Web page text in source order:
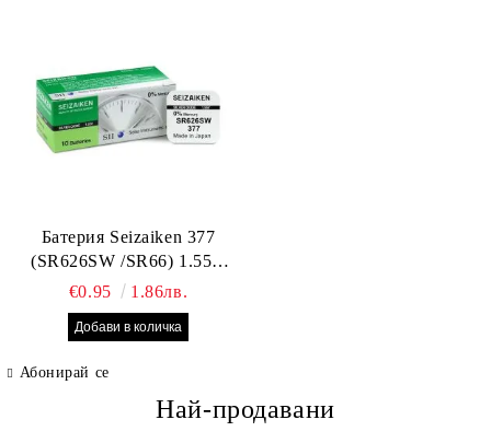
Батерия Seizaiken 377
(SR626SW /SR66) 1.55V
Silver Oxide – оригинална
Seiko батерия за часовник,
Made in Japan
€0.95 1.86лв.
Абонирай се
Най-продавани